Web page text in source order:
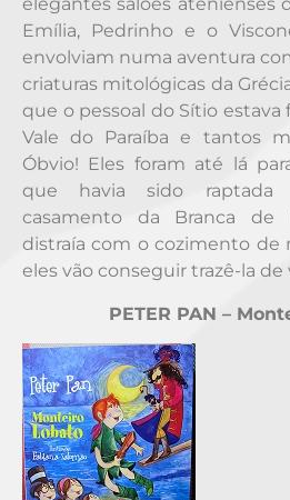
Emília, Pedrinho e o
envolviam numa aventura
criaturas mitológicas da
que o pessoal do Sítio
Vale do Paraíba e tantos
Óbvio! Eles foram até lá
que havia sido
casamento da Branca de
distraía com o cozimento de
eles vão conseguir trazê-la de
PETER PAN –